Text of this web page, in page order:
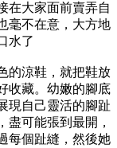
在大家面前賣弄自
毫不在意，大方地
水了
的涼鞋，就把鞋放
收藏。幼嫩的腳底
現自己靈活的腳趾
盡可能張到最開，
每個趾縫，然後她